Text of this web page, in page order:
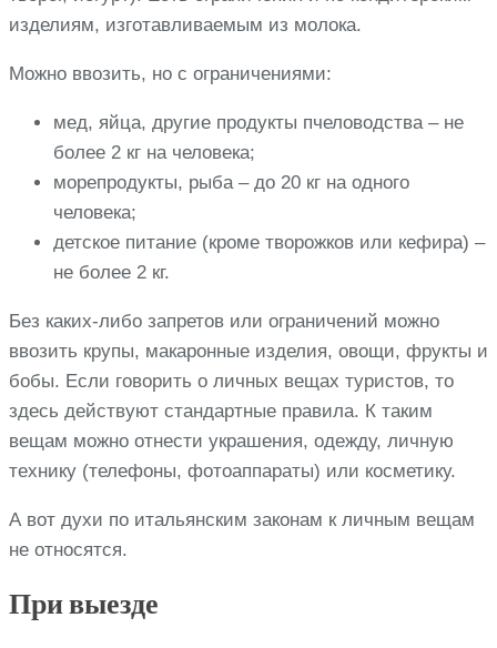
изделиям, изготавливаемым из молока.
Можно ввозить, но с ограничениями:
мед, яйца, другие продукты пчеловодства – не
более 2 кг на человека;
морепродукты, рыба – до 20 кг на одного
человека;
детское питание (кроме творожков или кефира) –
не более 2 кг.
Без каких-либо запретов или ограничений можно
ввозить крупы, макаронные изделия, овощи, фрукты и
бобы. Если говорить о личных вещах туристов, то
здесь действуют стандартные правила. К таким
вещам можно отнести украшения, одежду, личную
технику (телефоны, фотоаппараты) или косметику.
А вот духи по итальянским законам к личным вещам
не относятся.
При выезде